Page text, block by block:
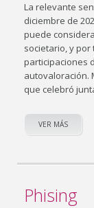
La relevante
diciembre de
puede
societario, y
participaciones
autovaloración.
que celebró
VER MÁS
Phising